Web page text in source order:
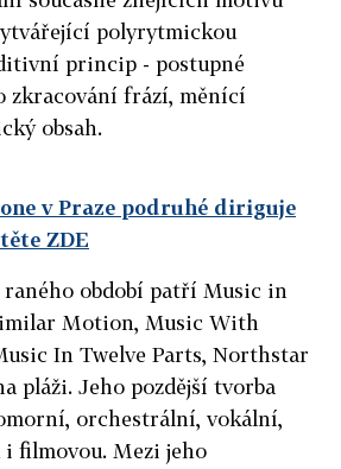
polyrytmickou
princip - postupné
zkracování frází, měnící
obsah.
v Praze podruhé diriguje
ZDE
raného období patří Music in
Motion, Music With
In Twelve Parts, Northstar
pláži. Jeho pozdější tvorba
orchestrální, vokální,
filmovou. Mezi jeho